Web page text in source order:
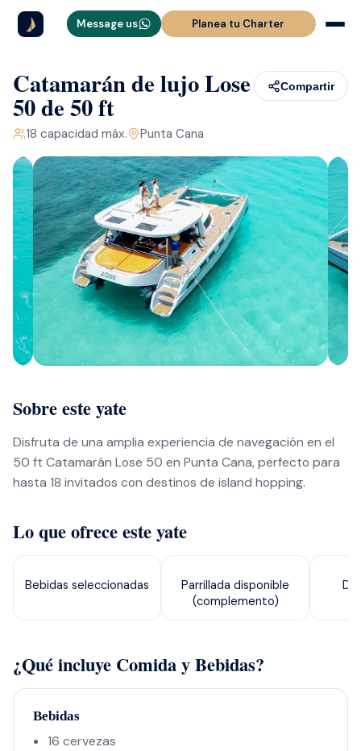
Message us Planea tu Charter
Catamarán de lujo Lose
50 de 50 ft
18 capacidad máx. Punta Cana
Compartir
Sobre este yate
Disfruta de una amplia experiencia de navegación en el
50 ft Catamarán Lose 50 en Punta Cana, perfecto para
hasta 18 invitados con destinos de island hopping.
Lo que ofrece este yate
Bebidas seleccionadas
Parrillada disponible
(complemento)
¿Qué incluye Comida y Bebidas?
Bebidas
16 cervezas